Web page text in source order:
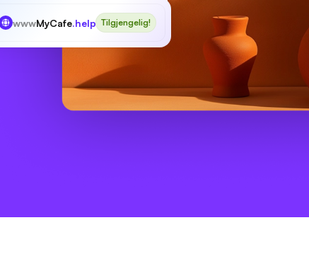
wwwMyCafe.help Tilgjengelig!